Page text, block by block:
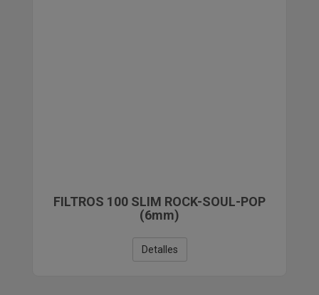
FILTROS 100 SLIM ROCK-SOUL-POP
(6mm)
Detalles